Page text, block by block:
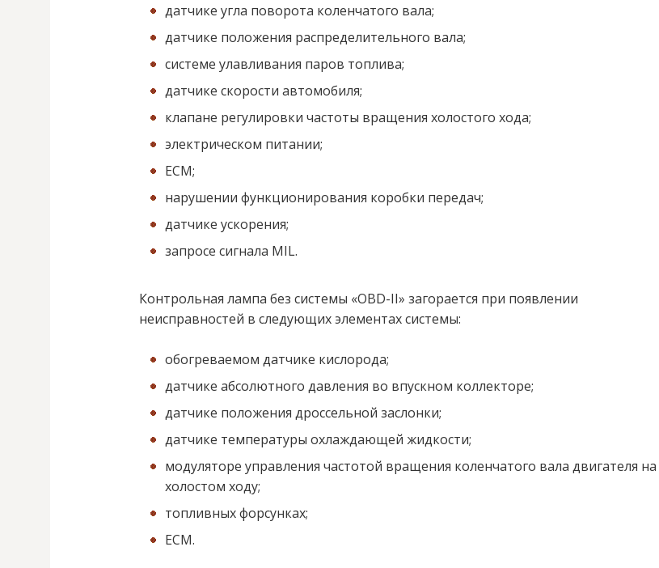
датчике угла поворота коленчатого вала;
датчике положения распределительного вала;
системе улавливания паров топлива;
датчике скорости автомобиля;
клапане регулировки частоты вращения холостого хода;
электрическом питании;
ЕСМ;
нарушении функционирования коробки передач;
датчике ускорения;
запросе сигнала MIL.
Контрольная лампа без системы «OBD-II» загорается при появлении
неисправностей в следующих элементах системы:
обогреваемом датчике кислорода;
датчике абсолютного давления во впускном коллекторе;
датчике положения дроссельной заслонки;
датчике температуры охлаждающей жидкости;
модуляторе управления частотой вращения коленчатого вала двигателя на
холостом ходу;
топливных форсунках;
ЕСМ.